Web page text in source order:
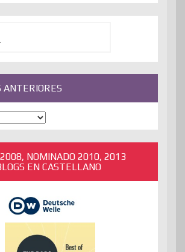
ANTERIORES
NOMINADO 2010, 2013
EN CASTELLANO